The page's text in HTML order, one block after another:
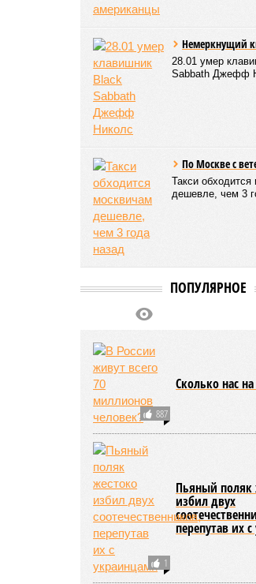
Немеркнущий
28.01 умер
Sabbath Джефф
По Москве с
Такси обходится
дешевле, чем 3
ПОПУЛЯРНОЕ
887
Сколько нас
1
Пьяный поляк
избил двух
перепутав их